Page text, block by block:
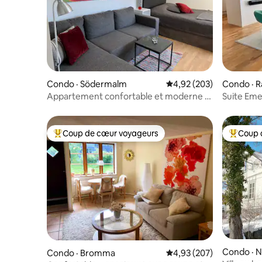
Condo · Södermalm Note moyenne de 4,92
4,92 (203)
Appartement confortable et moderne à
Condo ·
Suite
Coup de cœur voyageurs parmi les plus aimés
Coup de cœur voyageurs
Condo · Bromma Note moyenne de 4,93
4,93 (207)
Coup
Coup
Condo ·